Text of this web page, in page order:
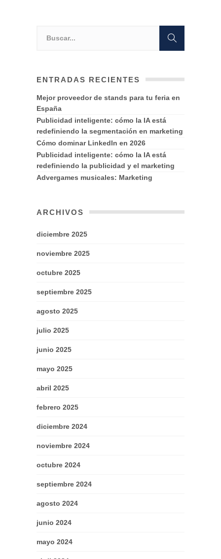
ENTRADAS RECIENTES
Mejor proveedor de stands para tu feria en
España
Publicidad inteligente: cómo la IA está
redefiniendo la segmentación en marketing
Cómo dominar LinkedIn en 2026
Publicidad inteligente: cómo la IA está
redefiniendo la publicidad y el marketing
Advergames musicales: Marketing
ARCHIVOS
diciembre 2025
noviembre 2025
octubre 2025
septiembre 2025
agosto 2025
julio 2025
junio 2025
mayo 2025
abril 2025
febrero 2025
diciembre 2024
noviembre 2024
octubre 2024
septiembre 2024
agosto 2024
junio 2024
mayo 2024